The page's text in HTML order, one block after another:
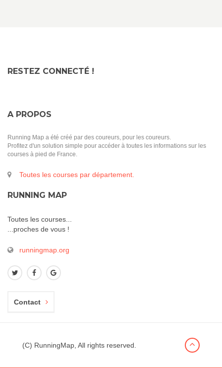
RESTEZ CONNECTÉ !
A PROPOS
Running Map a été créé par des coureurs, pour les coureurs.
Profitez d'un solution simple pour accéder à toutes les informations sur les
courses à pied de France.
Toutes les courses par département.
RUNNING MAP
Toutes les courses...
...proches de vous !
runningmap.org
Contact
(C) RunningMap, All rights reserved.